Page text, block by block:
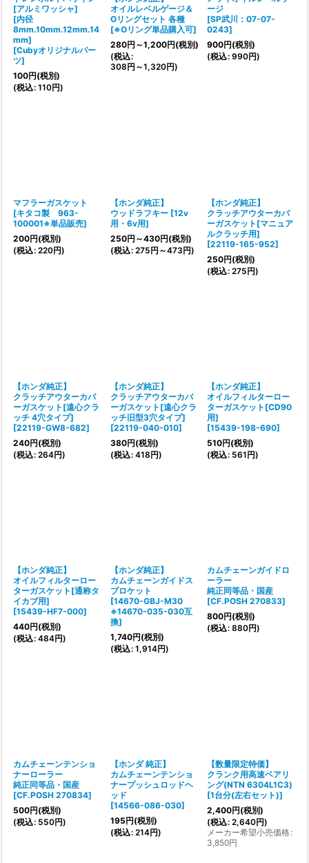
[アルミワッシャ]
[内径
8mm.10mm.12mm.14
mm]
[Cubyオリジナルパー
ツ]
100円(税別)
(税込: 110円)
オイルレベルゲージ＆
Oリングセット 各種
[※Oリング単品購入可]
280円 ～1,200円(税別)
(税込:
308円 ～1,320円)
ージ
[SP武川：07-07-
0243]
900円(税別)
(税込: 990円)
マフラーガスケット
[キタコ製 963-
100001※単品販売]
200円(税別)
(税込: 220円)
【ホンダ純正】
ウッドラフキー [12v
用・6v用]
250円 ～430円(税別)
(税込: 275円 ～473円)
【ホンダ純正】
クラッチアウターカバ
ーガスケット[マニュア
ルクラッチ用]
[22119-165-952]
250円(税別)
(税込: 275円)
【ホンダ純正】
クラッチアウターカバ
ーガスケット[遠心クラ
ッチ 4穴タイプ]
[22119-GW8-682]
240円(税別)
(税込: 264円)
【ホンダ純正】
クラッチアウターカバ
ーガスケット[遠心クラ
ッチ旧型3穴タイプ]
[22119-040-010]
380円(税別)
(税込: 418円)
【ホンダ純正】
オイルフィルターロー
ターガスケット[CD90
用]
[15439-198-690]
510円(税別)
(税込: 561円)
【ホンダ純正】
オイルフィルターロー
ターガスケット[通称タ
イカブ用]
[15439-HF7-000]
440円(税別)
(税込: 484円)
【ホンダ純正】
カムチェーンガイドス
プロケット
[14670-GBJ-M30
※14670-035-030互
換]
1,740円(税別)
(税込: 1,914円)
カムチェーンガイドロ
ーラー
純正同等品・国産
[CF.POSH 270833]
800円(税別)
(税込: 880円)
カムチェーンテンショ
ナーローラー
純正同等品・国産
[CF.POSH 270834]
500円(税別)
(税込: 550円)
【ホンダ 純正】
カムチェーンテンショ
ナープッシュロッドヘ
ッド
[14566-086-030]
195円(税別)
(税込: 214円)
【数量限定特価】
クランク用高速ベアリ
ング(NTN 6304L1C3)
[1台分(左右セット)]
2,400円(税別)
(税込: 2,640円)
メーカー希望小売価格:
3,850円